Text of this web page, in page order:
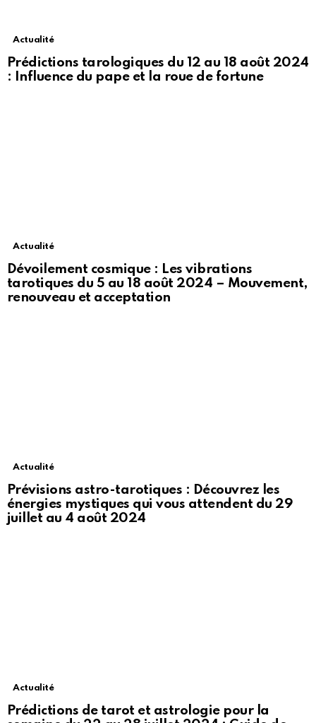
Actualité
Prédictions tarologiques du 12 au 18 août 2024
: Influence du pape et la roue de fortune
Actualité
Dévoilement cosmique : Les vibrations
tarotiques du 5 au 18 août 2024 – Mouvement,
renouveau et acceptation
Actualité
Prévisions astro-tarotiques : Découvrez les
énergies mystiques qui vous attendent du 29
juillet au 4 août 2024
Actualité
Prédictions de tarot et astrologie pour la